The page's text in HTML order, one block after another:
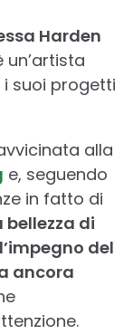
Harden
suoi progetti
alla
e, seguendo
in fatto di
di
del
ancora